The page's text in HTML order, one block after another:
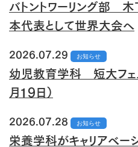
バトントワーリング部
本代表として世界大会へ
2026.07.29 お知らせ
幼児教育学科 短大フェス
月１９日）
2026.07.28 お知らせ
栄養学科がキャリアベー